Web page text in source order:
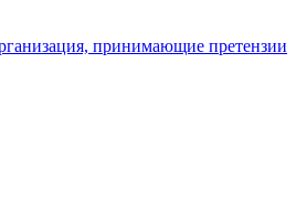
принимающие претензии